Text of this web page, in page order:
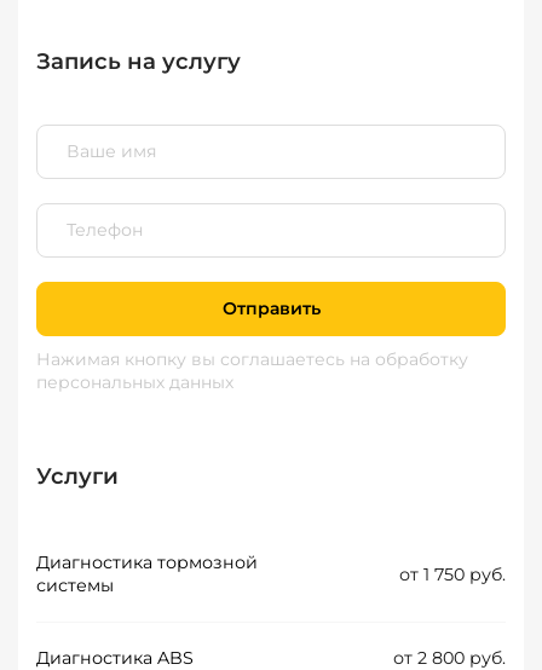
Запись на услугу
Отправить
Нажимая кнопку вы соглашаетесь на обработку
персональных данных
Услуги
Диагностика тормозной
системы
от 1 750 руб.
Диагностика ABS от 2 800 руб.